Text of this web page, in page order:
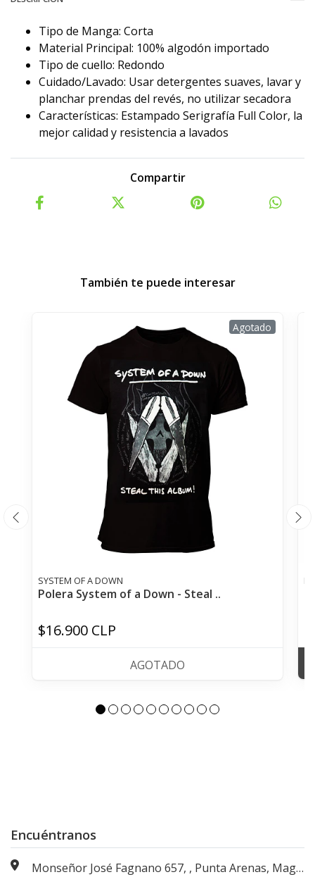
Tipo de Manga: Corta
Material Principal: 100% algodón importado
Tipo de cuello: Redondo
Cuidado/Lavado: Usar detergentes suaves, lavar y
planchar prendas del revés, no utilizar secadora
Características: Estampado Serigrafía Full Color, la
mejor calidad y resistencia a lavados
Compartir
También te puede interesar
Agotado
SYSTEM OF A DOWN
Polera System of a Down - Steal ..
$16.900 CLP
AGOTADO
Encuéntranos
Monseñor José Fagnano 657, , Punta Arenas, Magallanes, Chile